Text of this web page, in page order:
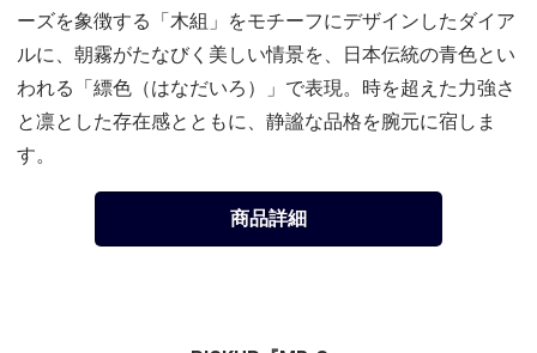
ーズを象徴する「木組」をモチーフにデザインしたダイア
ルに、朝霧がたなびく美しい情景を、日本伝統の青色とい
われる「縹色（はなだいろ）」で表現。時を超えた力強さ
と凛とした存在感とともに、静謐な品格を腕元に宿しま
す。
商品詳細